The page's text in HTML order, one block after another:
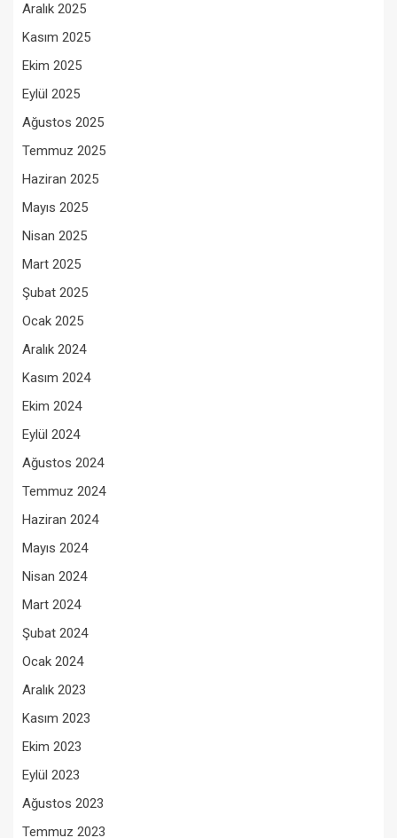
Aralık 2025
Kasım 2025
Ekim 2025
Eylül 2025
Ağustos 2025
Temmuz 2025
Haziran 2025
Mayıs 2025
Nisan 2025
Mart 2025
Şubat 2025
Ocak 2025
Aralık 2024
Kasım 2024
Ekim 2024
Eylül 2024
Ağustos 2024
Temmuz 2024
Haziran 2024
Mayıs 2024
Nisan 2024
Mart 2024
Şubat 2024
Ocak 2024
Aralık 2023
Kasım 2023
Ekim 2023
Eylül 2023
Ağustos 2023
Temmuz 2023